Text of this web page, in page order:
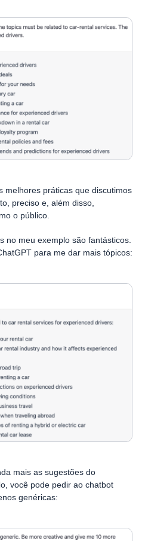
melhores práticas que discutimos
preciso e, além disso,
o público.
no meu exemplo são fantásticos.
para me dar mais tópicos:
mais as sugestões do
você pode pedir ao chatbot
genéricas: